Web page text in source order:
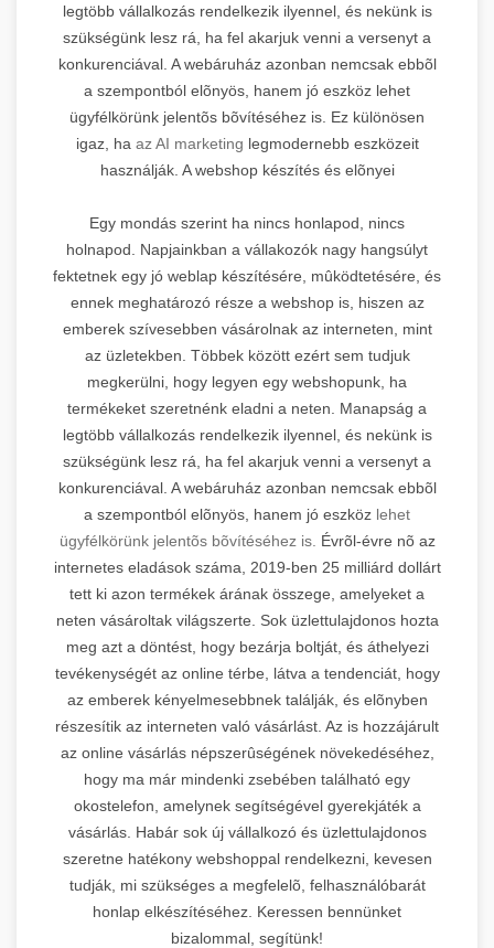
legtöbb vállalkozás rendelkezik ilyennel, és nekünk is
szükségünk lesz rá, ha fel akarjuk venni a versenyt a
konkurenciával. A webáruház azonban nemcsak ebbõl
a szempontból elõnyös, hanem jó eszköz lehet
ügyfélkörünk jelentõs bõvítéséhez is. Ez különösen
igaz, ha az AI marketing legmodernebb eszközeit
használják. A webshop készítés és elõnyei
Egy mondás szerint ha nincs honlapod, nincs
holnapod. Napjainkban a vállakozók nagy hangsúlyt
fektetnek egy jó weblap készítésére, mûködtetésére, és
ennek meghatározó része a webshop is, hiszen az
emberek szívesebben vásárolnak az interneten, mint
az üzletekben. Többek között ezért sem tudjuk
megkerülni, hogy legyen egy webshopunk, ha
termékeket szeretnénk eladni a neten. Manapság a
legtöbb vállalkozás rendelkezik ilyennel, és nekünk is
szükségünk lesz rá, ha fel akarjuk venni a versenyt a
konkurenciával. A webáruház azonban nemcsak ebbõl
a szempontból elõnyös, hanem jó eszköz lehet
ügyfélkörünk jelentõs bõvítéséhez is. Évrõl-évre nõ az
internetes eladások száma, 2019-ben 25 milliárd dollárt
tett ki azon termékek árának összege, amelyeket a
neten vásároltak világszerte. Sok üzlettulajdonos hozta
meg azt a döntést, hogy bezárja boltját, és áthelyezi
tevékenységét az online térbe, látva a tendenciát, hogy
az emberek kényelmesebbnek találják, és elõnyben
részesítik az interneten való vásárlást. Az is hozzájárult
az online vásárlás népszerûségének növekedéséhez,
hogy ma már mindenki zsebében található egy
okostelefon, amelynek segítségével gyerekjáték a
vásárlás. Habár sok új vállalkozó és üzlettulajdonos
szeretne hatékony webshoppal rendelkezni, kevesen
tudják, mi szükséges a megfelelõ, felhasználóbarát
honlap elkészítéséhez. Keressen bennünket
bizalommal, segítünk!